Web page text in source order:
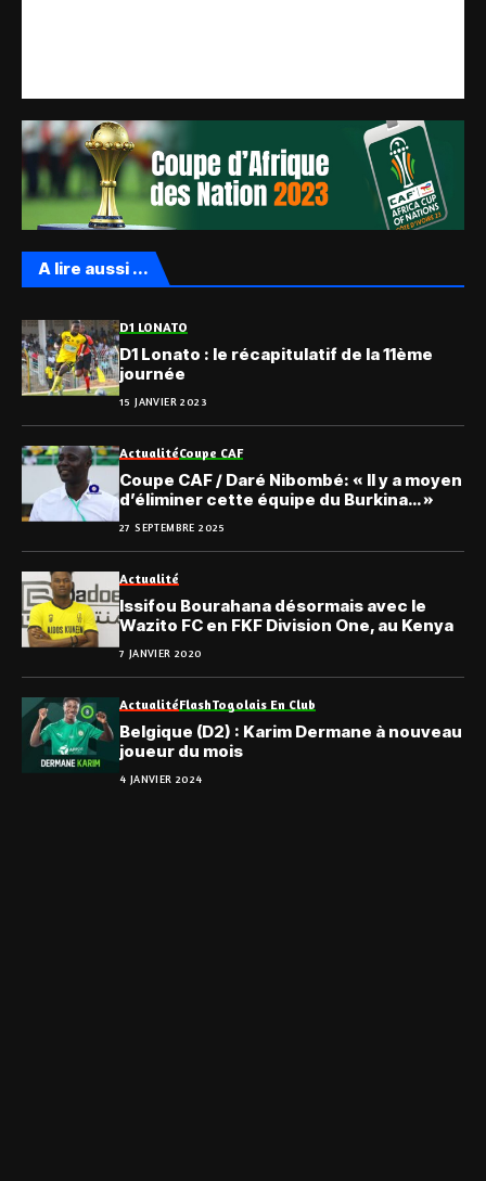
A lire aussi ...
D1 LONATO
D1 Lonato : le récapitulatif de la 11ème
journée
15 JANVIER 2023
ActualitéCoupe CAF
Coupe CAF / Daré Nibombé: « Il y a moyen
d’éliminer cette équipe du Burkina… »
27 SEPTEMBRE 2025
Actualité
Issifou Bourahana désormais avec le
Wazito FC en FKF Division One, au Kenya
7 JANVIER 2020
ActualitéFlashTogolais En Club
Belgique (D2) : Karim Dermane à nouveau
joueur du mois
4 JANVIER 2024